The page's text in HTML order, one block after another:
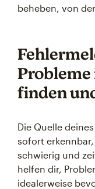
beheben, von
finden
Die Quelle
sofort
schwierig und
helfen dir,
idealerweise